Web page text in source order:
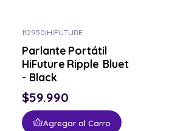
112950|HIFUTURE
Parlante Portátil
HiFuture Ripple Bluetooth
- Black
$59.990
Agregar al Carro